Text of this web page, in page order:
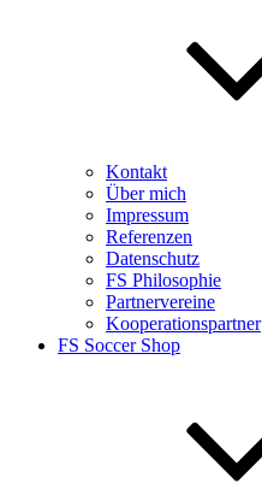
Kontakt
Über mich
Impressum
Referenzen
Datenschutz
FS Philosophie
Partnervereine
Kooperationspartner
FS Soccer Shop